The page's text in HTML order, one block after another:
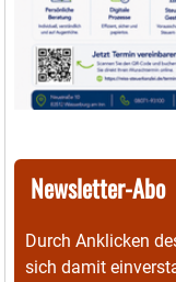
Newsletter-Abo
Durch Anklicken
sich damit